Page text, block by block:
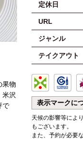
果物
米沢
で
定休日
URL
ジャンル
テイクアウト
表示マークに
天候の影響等によ
もございます。
また、予約が必要